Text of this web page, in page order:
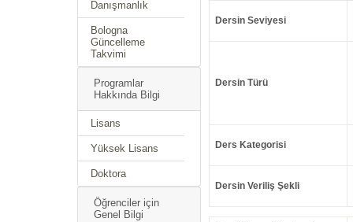
Danışmanlık
Bologna
Güncelleme
Takvimi
Programlar
Hakkında Bilgi
Lisans
Yüksek Lisans
Doktora
Öğrenciler için
Genel Bilgi
Dersin Seviyesi
Dersin Türü
Ders Kategorisi
Dersin Veriliş Şekli